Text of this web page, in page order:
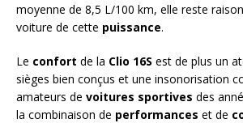
moyenne de 8,5 L/100 km, elle reste
voiture de cette puissance.
Le confort de la Clio 16S est de plus un
sièges bien conçus et une insonorisation
amateurs de voitures sportives des
la combinaison de performances et de